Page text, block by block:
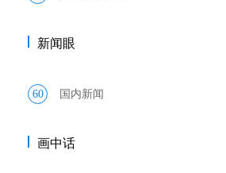
新闻眼
60 国内新闻
画中话